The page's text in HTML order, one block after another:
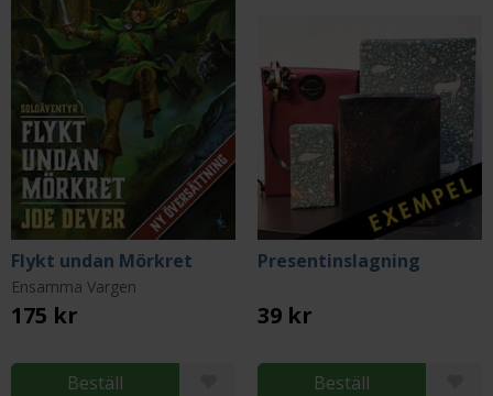
Flykt undan Mörkret
Ensamma Vargen
175 kr
Beställ
Presentinslagning
39 kr
Beställ